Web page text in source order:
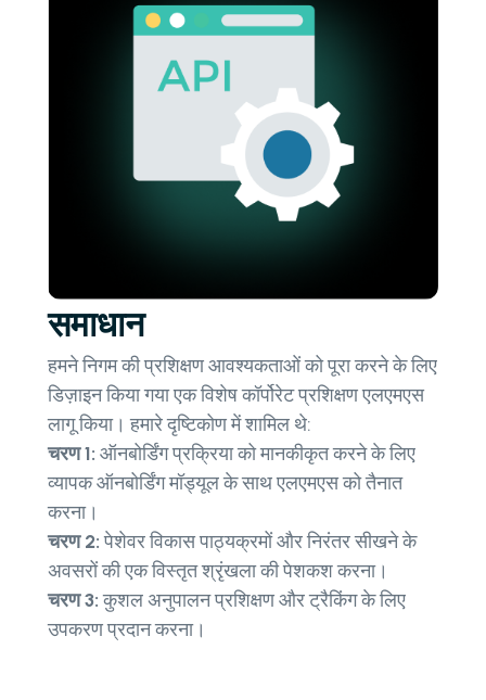
समाधान
हमने निगम की प्रशिक्षण आवश्यकताओं को पूरा करने के लिए
डिज़ाइन किया गया एक विशेष कॉर्पोरेट प्रशिक्षण एलएमएस
लागू किया। हमारे दृष्टिकोण में शामिल थे:
चरण 1: ऑनबोर्डिंग प्रक्रिया को मानकीकृत करने के लिए
व्यापक ऑनबोर्डिंग मॉड्यूल के साथ एलएमएस को तैनात
करना।
चरण 2:पेशेवर विकास पाठ्यक्रमों और निरंतर सीखने के
अवसरों की एक विस्तृत श्रृंखला की पेशकश करना।
चरण 3:कुशल अनुपालन प्रशिक्षण और ट्रैकिंग के लिए
उपकरण प्रदान करना।